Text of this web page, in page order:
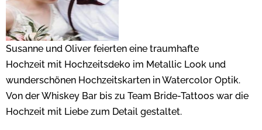
Susanne und Oliver feierten eine traumhafte
Hochzeit mit Hochzeitsdeko im Metallic Look und
wunderschönen Hochzeitskarten in Watercolor Optik.
Von der Whiskey Bar bis zu Team Bride-Tattoos war die
Hochzeit mit Liebe zum Detail gestaltet.